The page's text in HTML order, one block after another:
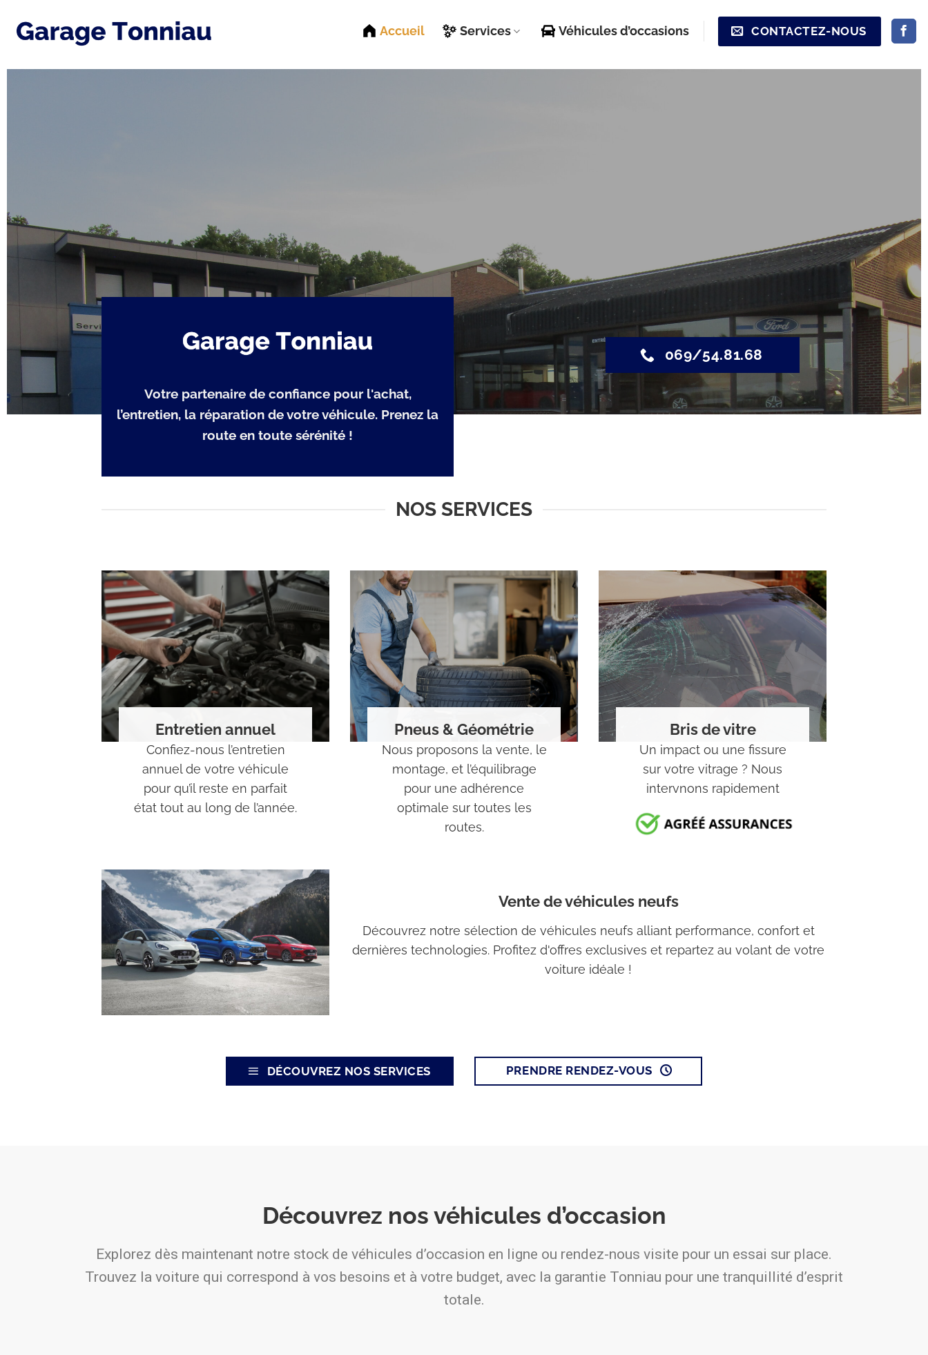
Accueil Services Véhicules d’occasions CONTACTEZ-NOUS
069/54.81.68
Votre partenaire de confiance pour l'achat,
l’entretien, la réparation de votre véhicule. Prenez la
route en toute sérénité !
NOS SERVICES
Entretien annuel
Confiez-nous l’entretien
annuel de votre véhicule
pour qu’il reste en parfait
état tout au long de l’année.
Pneus & Géométrie
Nous proposons la vente, le
montage, et l’équilibrage
pour une adhérence
optimale sur toutes les
routes.
Bris de vitre
Un impact ou une fissure
sur votre vitrage ? Nous
intervnons rapidement
Vente de véhicules neufs
Découvrez notre sélection de véhicules neufs alliant performance, confort et
dernières technologies. Profitez d'offres exclusives et repartez au volant de votre
voiture idéale !
DÉCOUVREZ NOS SERVICES PRENDRE RENDEZ-VOUS
Découvrez nos véhicules d’occasion
Explorez dès maintenant notre stock de véhicules d’occasion en ligne ou rendez-nous visite pour un essai sur place.
Trouvez la voiture qui correspond à vos besoins et à votre budget, avec la garantie Tonniau pour une tranquillité d’esprit
totale.